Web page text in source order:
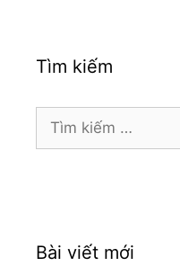
Tìm kiếm
Tìm
kiếm
Bài viết mới